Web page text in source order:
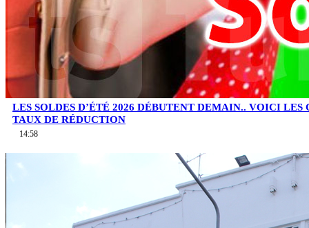
LES SOLDES D’ÉTÉ 2026 DÉBUTENT DEMAIN.. VOICI LES
TAUX DE RÉDUCTION
14:58